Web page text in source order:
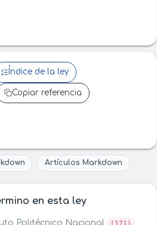
Índice de la ley
Copiar referencia
Artículos Markdown
en esta ley
Politécnico Nacional (171)